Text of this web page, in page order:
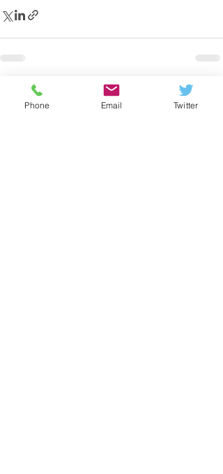
Aktuelle Beiträge Alle ansehen
Phone Email Twitter